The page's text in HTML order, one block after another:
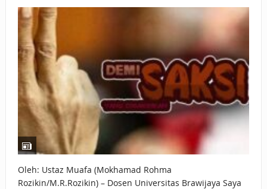
Oleh: Ustaz Muafa (Mokhamad Rohma
Rozikin/M.R.Rozikin) – Dosen Universitas Brawijaya Saya